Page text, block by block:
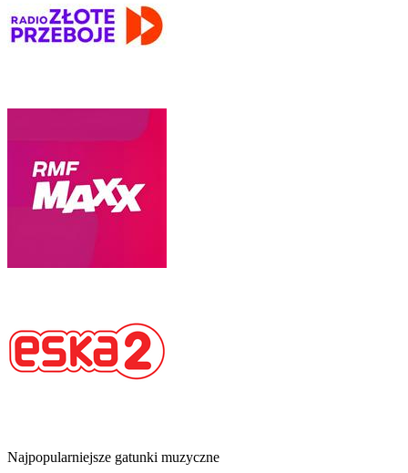
Najpopularniejsze gatunki muzyczne